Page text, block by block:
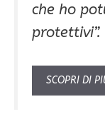
che ho
protettivi”.
SCOPRI DI